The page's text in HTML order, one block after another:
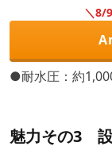
＼8/
●耐水圧：約
魅力その3 設